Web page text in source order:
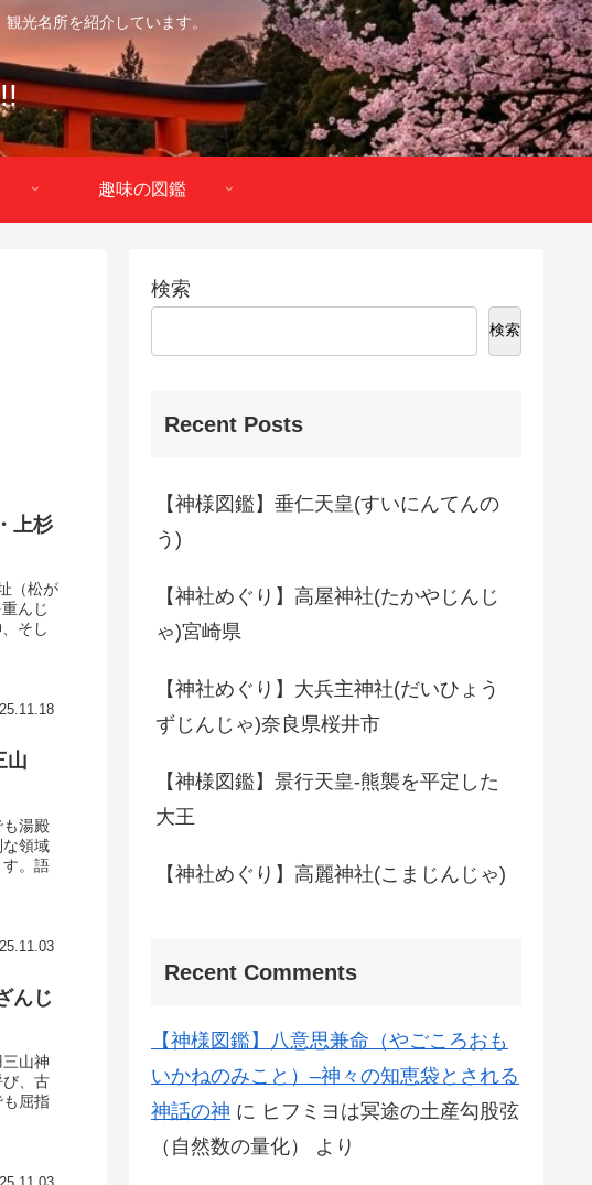
光名所を紹介しています。
趣味の図鑑
上杉
（松が
んじ
そし
山
湯殿
領域
。語
んじ
山神
、古
屈指
検索
検索
Recent Posts
【神様図鑑】垂仁天皇(すいにんてんの
う)
【神社めぐり】高屋神社(たかやじんじ
ゃ)宮崎県
【神社めぐり】大兵主神社(だいひょう
ずじんじゃ)奈良県桜井市
【神様図鑑】景行天皇-熊襲を平定した
大王
【神社めぐり】高麗神社(こまじんじゃ)
Recent Comments
【神様図鑑】八意思兼命（やごころおも
いかねのみこと）–神々の知恵袋とされる
神話の神 に ヒフミヨは冥途の土産勾股弦
（自然数の量化）
より